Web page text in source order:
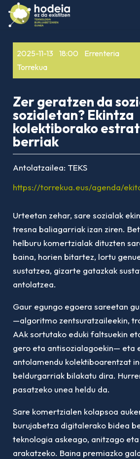
2025-11-13 18:00
Errenteria
Torrekua
Zer geratzen da
sozialetan? Ekintza
kolektiborako
berriak
Antolatzailea: TEKS
https://torrekua.eus/agenda/
Urteetan zehar, sare sozialak
tresna baliagarriak izan ziren.
helburu komertzialak dituzten
baina, horien bitartez, lortu
sustatzea, gizarte gatazkak
antolatzea.
Gaur egungo egoera sareetan
—algoritmo zentsuratzaileekin,
AAk sortutako eduki faltsuekin
gero eta antisozialagoekin— eta
antolamendu kolektiboarentzat
beldurgarriak bilakatu dira.
pasatzeko unea heldu da.
Sare komertzialen kolapsoa
burujabetza digitalerako bidea
teknologia askeago, anitzago
arakatzeko. Baina premiazko